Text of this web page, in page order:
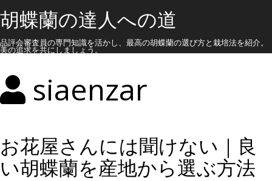
胡蝶蘭の達人への道
品評会審査員の専門知識を活かし、最高の胡蝶蘭の選び方と栽培法を紹介。
美の追求を共にしましょう。
siaenzar
お花屋さんには聞けない｜良
い胡蝶蘭を産地から選ぶ方法